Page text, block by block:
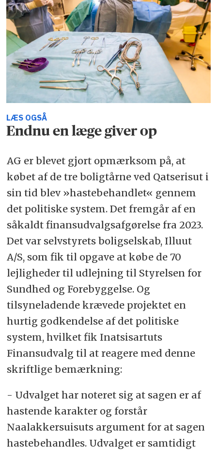
LÆS OGSÅ
Endnu en læge giver op
AG er blevet gjort opmærksom på, at
købet af de tre boligtårne ved Qatserisut i
sin tid blev »hastebehandlet« gennem
det politiske system. Det fremgår af en
såkaldt finansudvalgsafgørelse fra 2023.
Det var selvstyrets boligselskab, Illuut
A/S, som fik til opgave at købe de 70
lejligheder til udlejning til Styrelsen for
Sundhed og Forebyggelse. Og
tilsyneladende krævede projektet en
hurtig godkendelse af det politiske
system, hvilket fik Inatsisartuts
Finansudvalg til at reagere med denne
skriftlige bemærkning:
- Udvalget har noteret sig at sagen er af
hastende karakter og forstår
Naalakkersuisuts argument for at sagen
hastebehandles. Udvalget er samtidigt